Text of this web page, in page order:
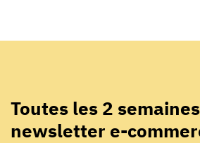
Toutes les 2
newsletter e-